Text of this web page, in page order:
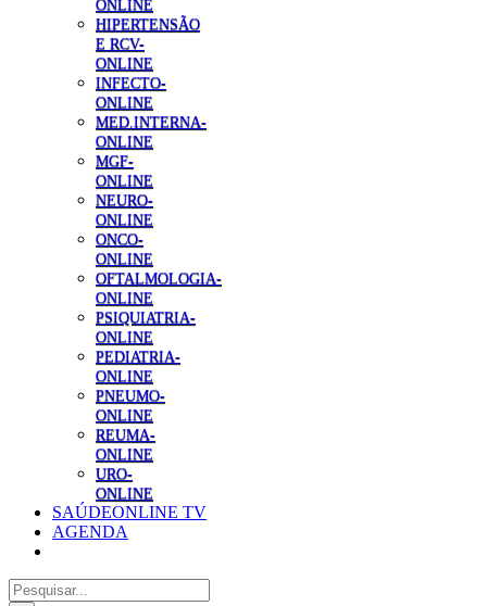
ONLINE
HIPERTENSÃO
E RCV-
ONLINE
INFECTO-
ONLINE
MED.INTERNA-
ONLINE
MGF-
ONLINE
NEURO-
ONLINE
ONCO-
ONLINE
OFTALMOLOGIA-
ONLINE
PSIQUIATRIA-
ONLINE
PEDIATRIA-
ONLINE
PNEUMO-
ONLINE
REUMA-
ONLINE
URO-
ONLINE
SAÚDEONLINE TV
AGENDA
Pesquisar